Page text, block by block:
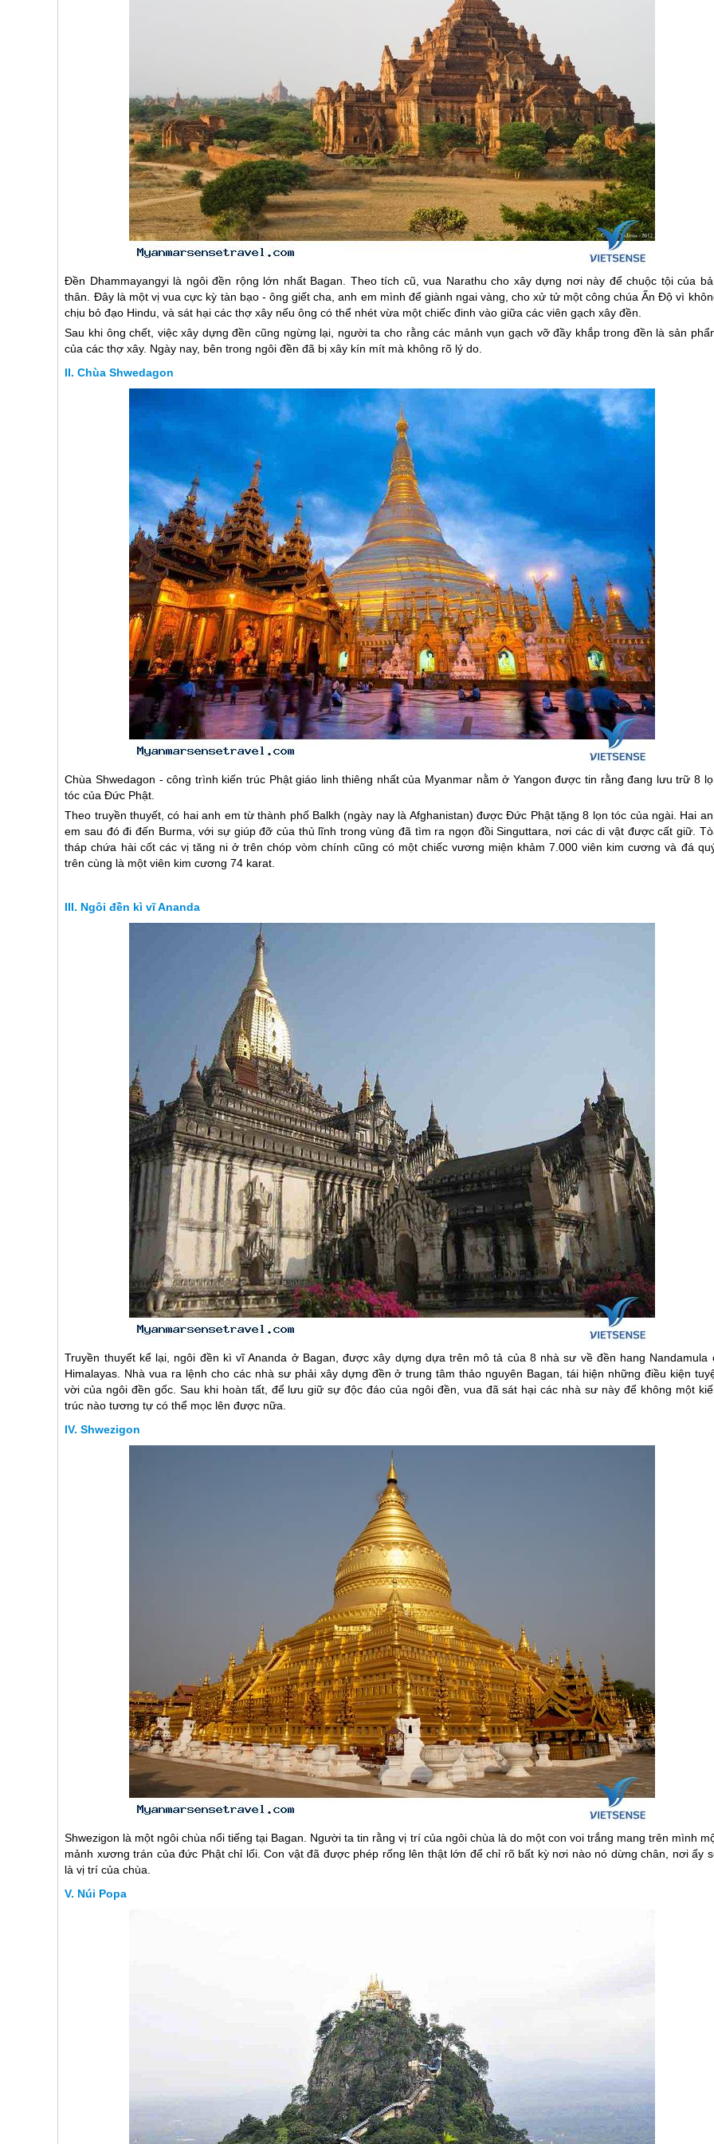
Đền Dhammayangyi là ngôi đền rộng lớn nhất Bagan. Theo tích cũ, vua Narathu cho xây dựng nơi này để chuộc tội của
thân. Đây là một vị vua cực kỳ tàn bạo - ông giết cha, anh em mình để giành ngai vàng, cho xử tử một công chúa Ấn Độ vì
chịu bỏ đạo Hindu, và sát hại các thợ xây nếu ông có thể nhét vừa một chiếc đinh vào giữa các viên gạch xây đền.
Sau khi ông chết, việc xây dựng đền cũng ngừng lại, người ta cho rằng các mảnh vụn gạch vỡ đầy khắp trong đền là sản
của các thợ xây. Ngày nay, bên trong ngôi đền đã bị xây kín mít mà không rõ lý do.
Chùa Shwedagon
Chùa Shwedagon - công trình kiến trúc Phật giáo linh thiêng nhất của Myanmar nằm ở Yangon được tin rằng đang lưu trữ 8
tóc của Đức Phật.
Theo truyền thuyết, có hai anh em từ thành phố Balkh (ngày nay là Afghanistan) được Đức Phật tặng 8 lọn tóc của ngài. Hai
em sau đó đi đến Burma, với sự giúp đỡ của thủ lĩnh trong vùng đã tìm ra ngọn đồi Singuttara, nơi các di vật được cất giữ.
tháp chứa hài cốt các vị tăng ni ở trên chóp vòm chính cũng có một chiếc vương miện khảm 7.000 viên kim cương và đá
trên cùng là một viên kim cương 74 karat.
Ngôi đền kì vĩ Ananda
Truyền thuyết kể lại, ngôi đền kì vĩ Ananda ở Bagan, được xây dựng dựa trên mô tả của 8 nhà sư về đền hang Nandamula
Himalayas. Nhà vua ra lệnh cho các nhà sư phải xây dựng đền ở trung tâm thảo nguyên Bagan, tái hiện những điều kiện
vời của ngôi đền gốc. Sau khi hoàn tất, để lưu giữ sự độc đáo của ngôi đền, vua đã sát hại các nhà sư này để không một
trúc nào tương tự có thể mọc lên được nữa.
Shwezigon
Shwezigon là một ngôi chùa nổi tiếng tại Bagan. Người ta tin rằng vị trí của ngôi chùa là do một con voi trắng mang trên mình
mảnh xương trán của đức Phật chỉ lối. Con vật đã được phép rống lên thật lớn để chỉ rõ bất kỳ nơi nào nó dừng chân, nơi ấy
là vị trí của chùa.
Núi Popa